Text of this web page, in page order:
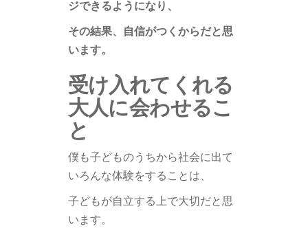
ジできるようになり、
その結果、自信がつくからだと思
います。
受け入れてくれる
大人に会わせるこ
と
僕も子どものうちから社会に出て
いろんな体験をすることは、
子どもが自立する上で大切だと思
います。